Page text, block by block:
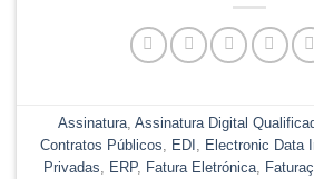
Assinatura, Assinatura Digital
Contratos Públicos, EDI , Electronic Data
Privadas, ERP, Fatura Eletrónica,